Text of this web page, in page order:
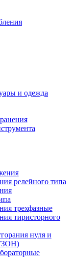
и одежда
релейного типа
трехфазные
тиристорного
нуля и